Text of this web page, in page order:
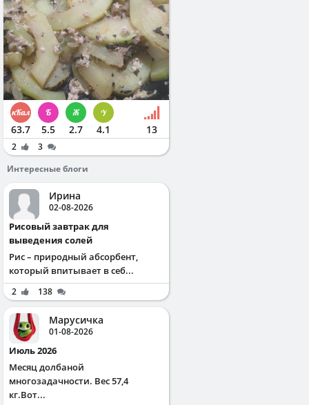
63.7 5.5 2.7 4.1 13
2
3
Интересные блоги
Ирина
02-08-2026
Рисовый завтрак для
выведения солей
Рис – природный абсорбент,
который впитывает в себ...
2 138
Марусичка
01-08-2026
Июль 2026
Месяц долбаной
многозадачности. Вес 57,4
кг.Вот...